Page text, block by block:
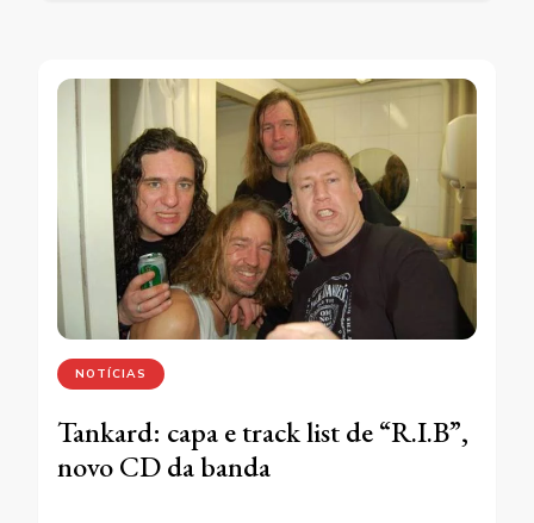
NOTÍCIAS
Tankard: capa e track list de “R.I.B”,
novo CD da banda